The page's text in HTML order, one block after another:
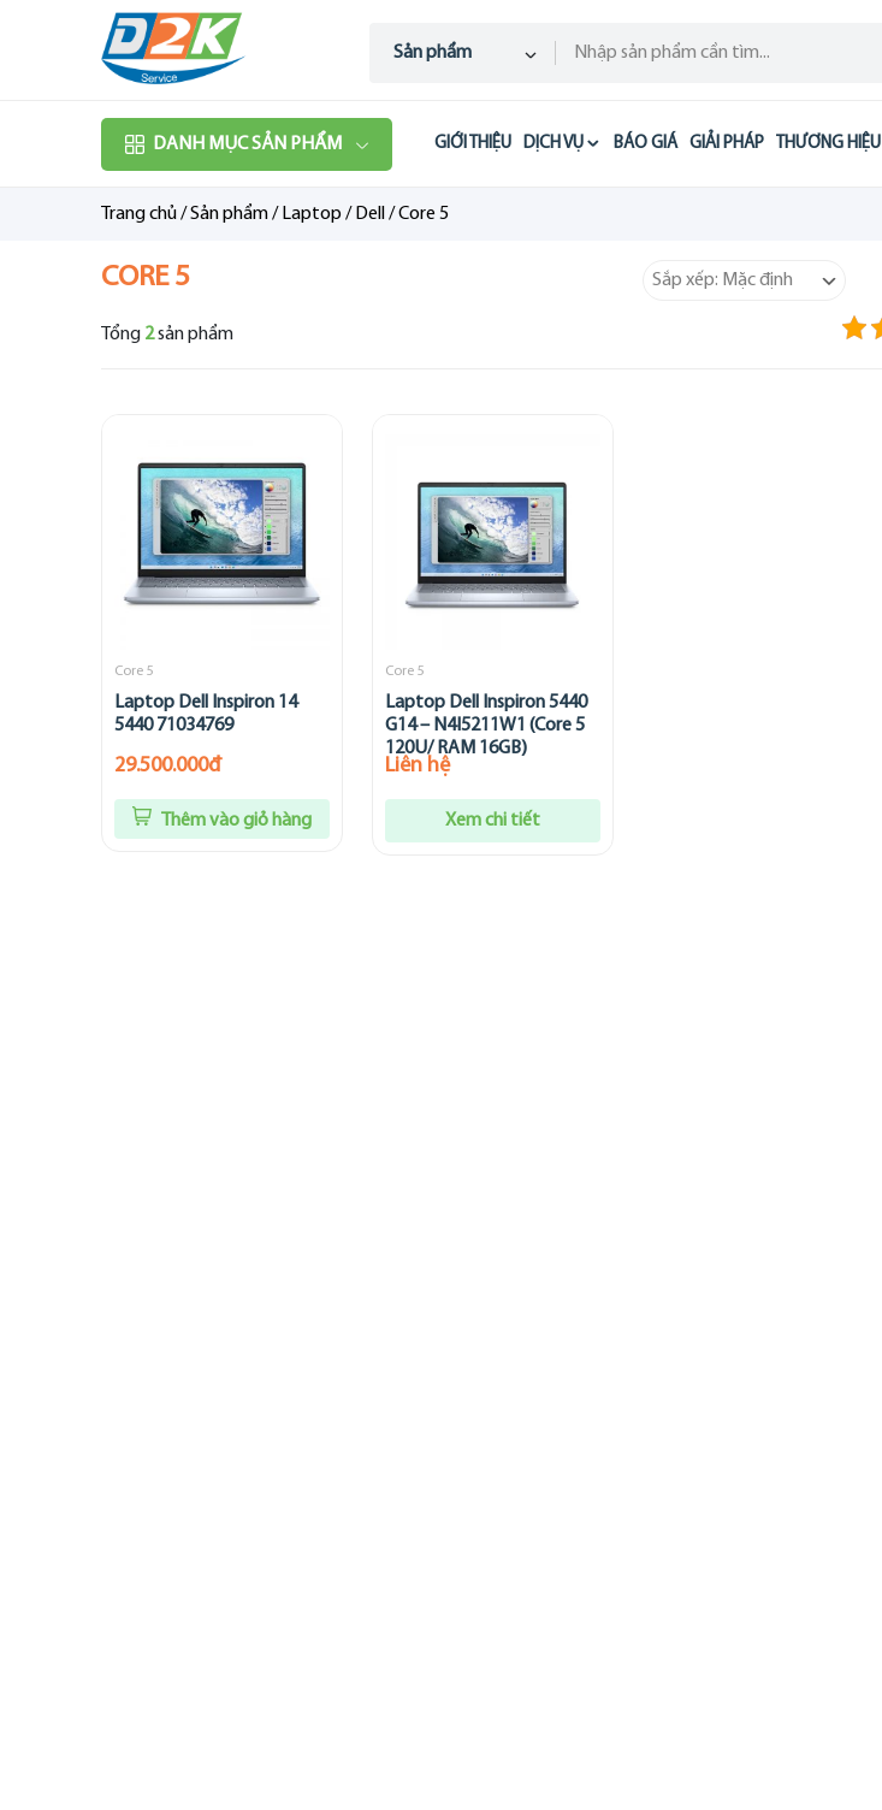
Sản phẩm
DANH MỤC SẢN PHẨM GIỚI THIỆU DỊCH VỤ BÁO GIÁ GIẢI PHÁP THƯƠNG HIỆU
Trang chủ/Sản phẩm/ Laptop / Dell /Core 5
CORE 5
Tổng 2sản phẩm
Core 5
Laptop Dell Inspiron 14
5440 71034769
29.500.000đ
Thêm vào giỏ hàng
Core 5
Laptop Dell Inspiron 5440
G14 – N4I5211W1 (Core 5
120U/ RAM 16GB)
Liên hệ
Xem chi tiết